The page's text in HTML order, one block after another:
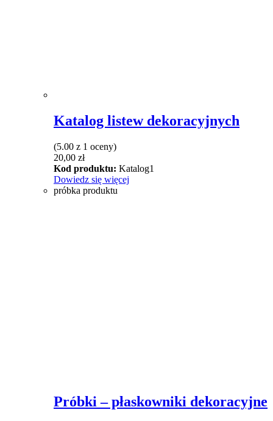
Katalog listew dekoracyjnych
(5.00 z 1 oceny)
20,00 zł
Kod produktu: Katalog1
Dowiedz się więcej
próbka produktu
Próbki – płaskowniki dekoracyjne